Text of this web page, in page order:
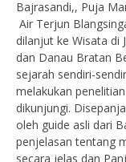
Bajrasandi,, Puja
Air Terjun
dilanjut ke Wisata di
dan Danau Bratan
sejarah sendiri-
melakukan
dikunjungi.
oleh guide asli dari
penjelasan tentang
secara jelas dan